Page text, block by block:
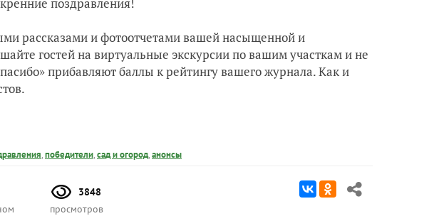
рассказами и фотоотчетами вашей насыщенной и
гостей на виртуальные экскурсии по вашим участкам и не
прибавляют баллы к рейтингу вашего журнала. Как и
,победители,сад и огород,анонсы
3848
просмотров